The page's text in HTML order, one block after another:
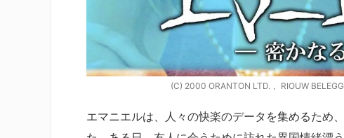
(C) 2000 ORANTON LTD.， RIOUW
エマニエルは、人々の快楽のデータを集めるため